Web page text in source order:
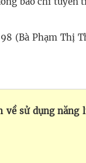
(Bà Phạm Thị
về sử dụng năng